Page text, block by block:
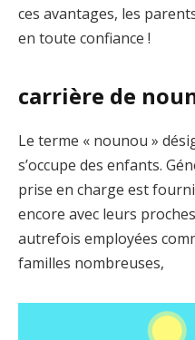
ces avantages, les
en toute confiance !
carrière de
Le terme « nounou »
s’occupe des enfants.
prise en charge est
encore avec leurs
autrefois employées
familles nombreuses,